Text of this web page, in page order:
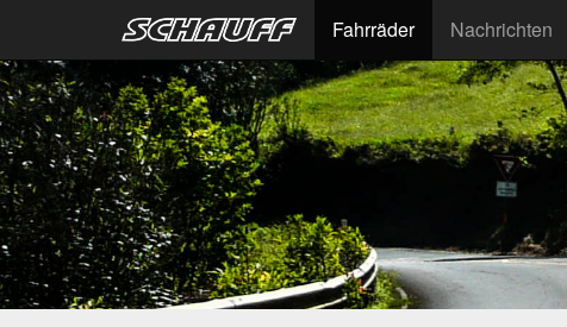
Fahrräder Nachrichten